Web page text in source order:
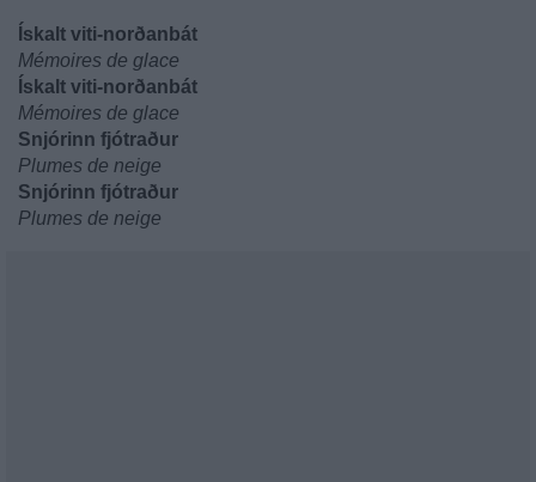
Ískalt viti-norðanbát
Mémoires de glace
Ískalt viti-norðanbát
Mémoires de glace
Snjórinn fjótraður
Plumes de neige
Snjórinn fjótraður
Plumes de neige